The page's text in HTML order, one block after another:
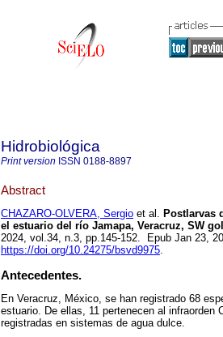
Hidrobiológica
Print version ISSN 0188-8897
Abstract
CHAZARO-OLVERA, Sergio et al. Postlarvas
el estuario del río Jamapa, Veracruz, SW
2024, vol.34, n.3, pp.145-152. Epub Jan 23,
https://doi.org/10.24275/bsvd9975.
Antecedentes.
En Veracruz, México, se han registrado 68
estuario. De ellas, 11 pertenecen al infraorden
registradas en sistemas de agua dulce.